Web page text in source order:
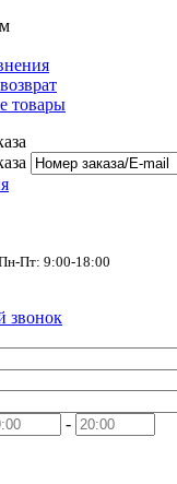
товары
Пт: 9:00-18:00
звонок
-